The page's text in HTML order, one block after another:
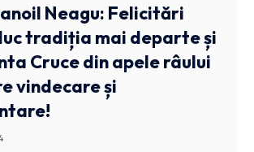
Neagu: Felicitări
tradiția mai departe și
Cruce din apele râului
vindecare și